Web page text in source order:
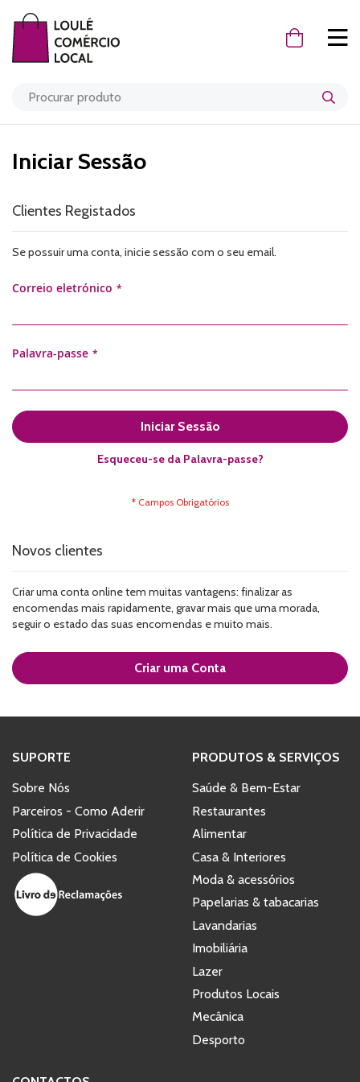
O Meu
Iniciar Sessão
Clientes Registados
Se possuir uma conta, inicie sessão com o seu email.
Correio eletrónico
Palavra-passe
Iniciar Sessão
Esqueceu-se da Palavra-passe?
Novos clientes
Criar uma conta online tem muitas vantagens: finalizar as
encomendas mais rapidamente, gravar mais que uma morada,
seguir o estado das suas encomendas e muito mais.
Criar uma Conta
SUPORTE
Sobre Nós
Parceiros - Como Aderir
Política de Privacidade
Política de Cookies
PRODUTOS & SERVIÇOS
Saúde & Bem-Estar
Restaurantes
Alimentar
Casa & Interiores
Moda & acessórios
Papelarias & tabacarias
Lavandarias
Imobiliária
Lazer
Produtos Locais
Mecânica
Desporto